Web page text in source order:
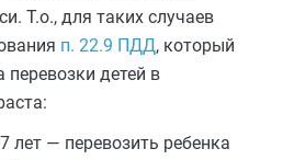
Т.о., для таких случаев
п. 22.9 ПДД, который
перевозки детей в
лет — перевозить ребенка